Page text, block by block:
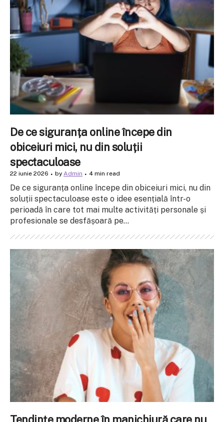
De ce siguranța online începe din
obiceiuri mici, nu din soluții
spectaculoase
22 iunie 2026 by Admin 4 min read
De ce siguranța online începe din obiceiuri mici, nu din
soluții spectaculoase este o idee esențială într-o
perioadă în care tot mai multe activități personale și
profesionale se desfășoară pe...
Tendințe moderne în manichiură care nu